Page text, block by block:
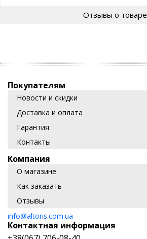
Отзывы о товаре
Покупателям
Новости и скидки
Доставка и оплата
Гарантия
Контакты
Компания
О магазине
Как заказать
Отзывы
info@altoris.com.ua
Контактная информация